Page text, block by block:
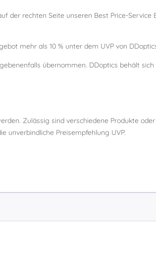
der rechten Seite unseren Best Price-Service
mehr als 10 % unter dem UVP von
übernommen. DDoptics behält sich
Zulässig sind verschiedene Produkte
unverbindliche Preisempfehlung UVP.